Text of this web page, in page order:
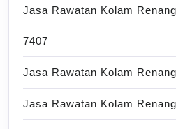
Jasa Rawatan Kolam
7407
Jasa Rawatan Kolam
Jasa Rawatan Kolam